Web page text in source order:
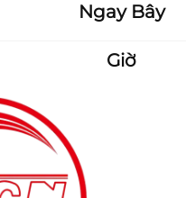
Ngay Bây
Giờ